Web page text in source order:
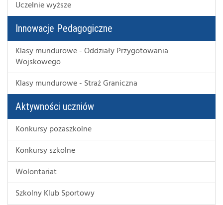
Uczelnie wyższe
Innowacje Pedagogiczne
Klasy mundurowe - Oddziały Przygotowania
Wojskowego
Klasy mundurowe - Straż Graniczna
Aktywności uczniów
Konkursy pozaszkolne
Konkursy szkolne
Wolontariat
Szkolny Klub Sportowy